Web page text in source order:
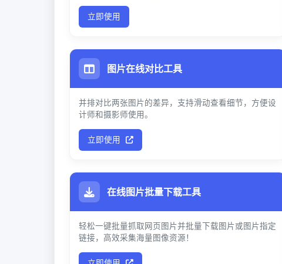
立即使用
图片在线对比工具
并排对比两张图片的差异，支持滑动查看细节，方便设
计师和摄影师使用。
立即使用
在线图片批量下载工具
轻松一键批量抓取网页图片并批量下载图片或图片指定
链接，高效采集海量图像资源！